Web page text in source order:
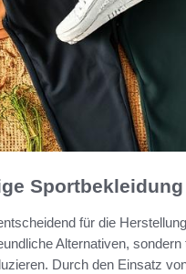
Sportbekleidung
für die
Alternativen,
Durch den Einsatz